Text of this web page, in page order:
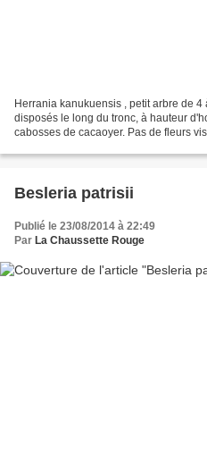
Herrania kanukuensis , petit arbre de
disposés le long du tronc, à hauteur
cabosses de cacaoyer. Pas de fleurs
Besleria patrisii
Publié le 23/08/2014 à 22:49
Par La Chaussette Rouge